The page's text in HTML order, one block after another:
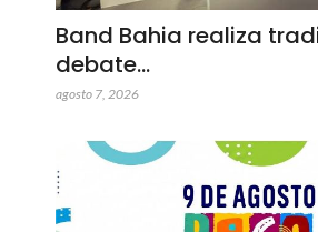
Band Bahia realiza
debate…
agosto 7, 2026